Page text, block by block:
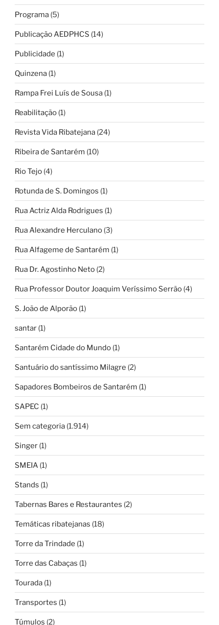
Programa (5)
Publicação AEDPHCS (14)
Publicidade (1)
Quinzena (1)
Rampa Frei Luís de Sousa (1)
Reabilitação (1)
Revista Vida Ribatejana (24)
Ribeira de Santarém (10)
Rio Tejo (4)
Rotunda de S. Domingos (1)
Rua Actriz Alda Rodrigues (1)
Rua Alexandre Herculano (3)
Rua Alfageme de Santarém (1)
Rua Dr. Agostinho Neto (2)
Rua Professor Doutor Joaquim Veríssimo Serrão (4)
S. João de Alporão (1)
santar (1)
Santarém Cidade do Mundo (1)
Santuário do santíssimo Milagre (2)
Sapadores Bombeiros de Santarém (1)
SAPEC (1)
Sem categoria (1.914)
Singer (1)
SMEIA (1)
Stands (1)
Tabernas Bares e Restaurantes (2)
Temáticas ribatejanas (18)
Torre da Trindade (1)
Torre das Cabaças (1)
Tourada (1)
Transportes (1)
Túmulos (2)